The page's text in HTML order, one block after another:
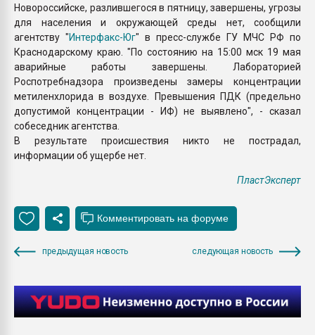
Новороссийске, разлившегося в пятницу, завершены, угрозы
для населения и окружающей среды нет, сообщили
агентству "Интерфакс-Юг" в пресс-службе ГУ МЧС РФ по
Краснодарскому краю. "По состоянию на 15:00 мск 19 мая
аварийные работы завершены. Лабораторией
Роспотребнадзора произведены замеры концентрации
метиленхлорида в воздухе. Превышения ПДК (предельно
допустимой концентрации - ИФ) не выявлено", - сказал
собеседник агентства.
В результате происшествия никто не пострадал,
информации об ущербе нет.
ПластЭксперт
предыдущая новость следующая новость